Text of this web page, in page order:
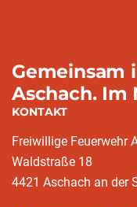
Gemeinsam
Aschach. Im
KONTAKT
Freiwillige Feuerwehr
Waldstraße 18
4421 Aschach an der